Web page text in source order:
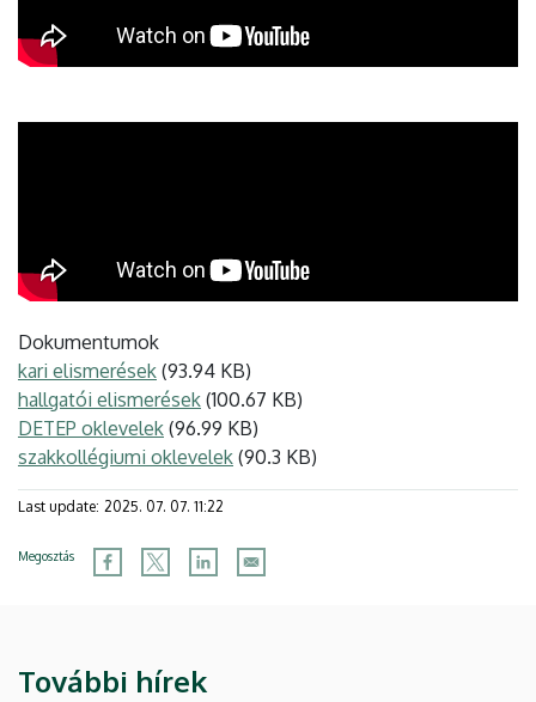
Dokumentumok
kari elismerések (93.94 KB)
hallgatói elismerések (100.67 KB)
DETEP oklevelek (96.99 KB)
szakkollégiumi oklevelek (90.3 KB)
Last update: 2025. 07. 07. 11:22
Megosztás
További hírek